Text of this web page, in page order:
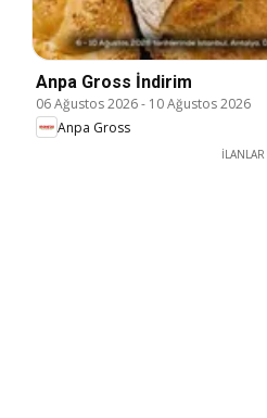
Anpa Gross İndirim
06 Ağustos 2026- 10 Ağustos 2026
Anpa Gross
İLANLAR